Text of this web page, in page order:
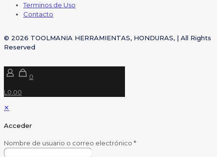
Terminos de Uso
Contacto
© 2026 TOOLMANIA HERRAMIENTAS, HONDURAS, | All Rights
Reserved
0
L0.00
✕
Acceder
Nombre de usuario o correo electrónico *